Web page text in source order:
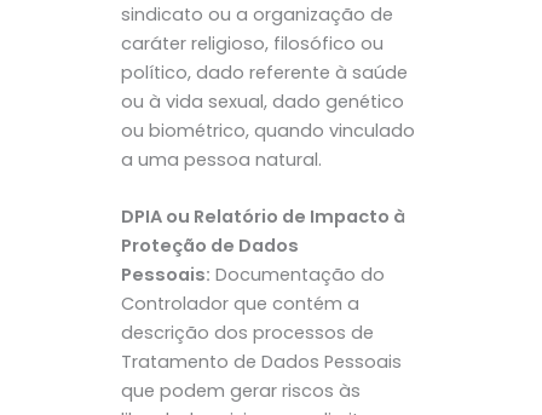
sindicato ou a organização de
caráter religioso, filosófico ou
político, dado referente à saúde
ou à vida sexual, dado genético
ou biométrico, quando vinculado
a uma pessoa natural.
DPIA ou Relatório de Impacto à
Proteção de Dados
Pessoais: Documentação do
Controlador que contém a
descrição dos processos de
Tratamento de Dados Pessoais
que podem gerar riscos às